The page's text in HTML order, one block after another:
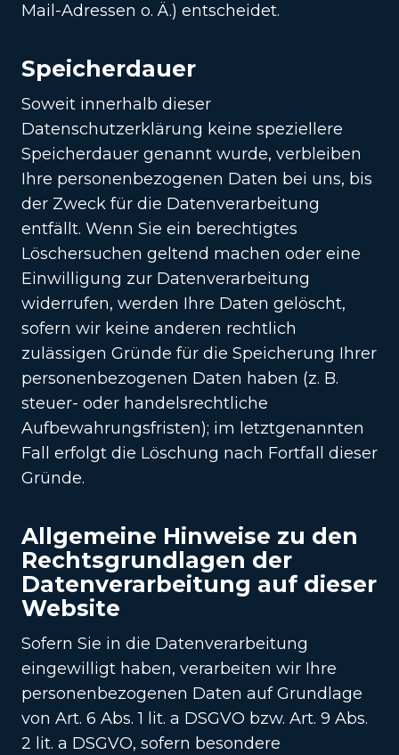
Mail-Adressen o. Ä.) entscheidet.
Speicherdauer
Soweit innerhalb dieser
Datenschutzerklärung keine speziellere
Speicherdauer genannt wurde, verbleiben
Ihre personenbezogenen Daten bei uns, bis
der Zweck für die Datenverarbeitung
entfällt. Wenn Sie ein berechtigtes
Löschersuchen geltend machen oder eine
Einwilligung zur Datenverarbeitung
widerrufen, werden Ihre Daten gelöscht,
sofern wir keine anderen rechtlich
zulässigen Gründe für die Speicherung Ihrer
personenbezogenen Daten haben (z. B.
steuer- oder handelsrechtliche
Aufbewahrungsfristen); im letztgenannten
Fall erfolgt die Löschung nach Fortfall dieser
Gründe.
Allgemeine Hinweise zu den
Rechtsgrundlagen der
Datenverarbeitung auf dieser
Website
Sofern Sie in die Datenverarbeitung
eingewilligt haben, verarbeiten wir Ihre
personenbezogenen Daten auf Grundlage
von Art. 6 Abs. 1 lit. a DSGVO bzw. Art. 9 Abs.
2 lit. a DSGVO, sofern besondere